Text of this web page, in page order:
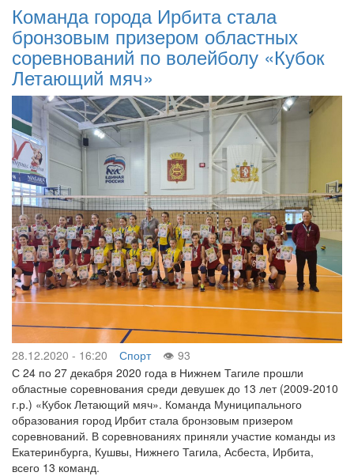
Команда города Ирбита стала
бронзовым призером областных
соревнований по волейболу «Кубок
Летающий мяч»
28.12.2020 - 16:20 Спорт
93
С 24 по 27 декабря 2020 года в Нижнем Тагиле прошли
областные соревнования среди девушек до 13 лет (2009-2010
г.р.) «Кубок Летающий мяч». Команда Муниципального
образования город Ирбит стала бронзовым призером
соревнований. В соревнованиях приняли участие команды из
Екатеринбурга, Кушвы, Нижнего Тагила, Асбеста, Ирбита,
всего 13 команд.